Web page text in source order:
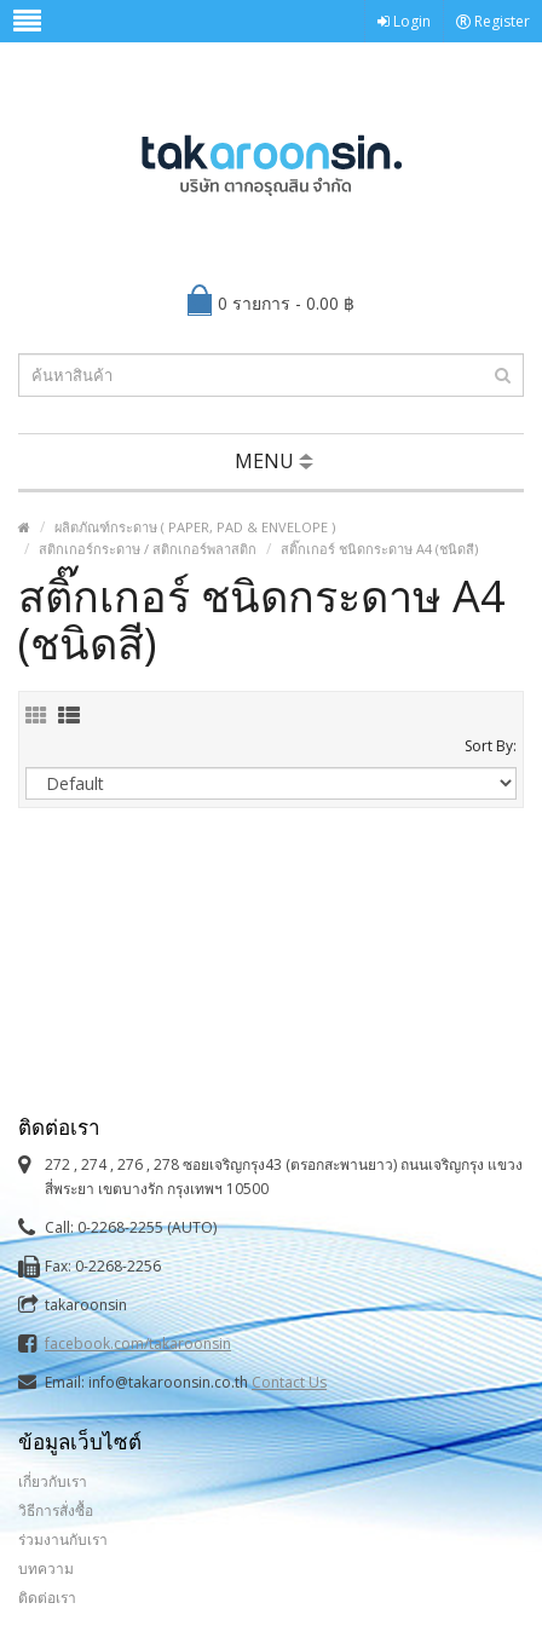
Login Register
0 รายการ - 0.00 ฿
MENU
ผลิตภัณฑ์กระดาษ ( PAPER, PAD & ENVELOPE )
สติกเกอร์กระดาษ / สติกเกอร์พลาสติก
สติ๊กเกอร์ ชนิดกระดาษ A4 (ชนิดสี)
สติ๊กเกอร์ ชนิดกระดาษ A4
(ชนิดสี)
Sort By:
ติดต่อเรา
272 , 274 , 276 , 278 ซอยเจริญกรุง43 (ตรอกสะพานยาว) ถนนเจริญกรุง แขวง
สี่พระยา เขตบางรัก กรุงเทพฯ 10500
Call: 0-2268-2255 (AUTO)
Fax: 0-2268-2256
takaroonsin
facebook.com/takaroonsin
Email: info@takaroonsin.co.thContact Us
ข้อมูลเว็บไซต์
เกี่ยวกับเรา
วิธีการสั่งซื้อ
ร่วมงานกับเรา
บทความ
ติดต่อเรา